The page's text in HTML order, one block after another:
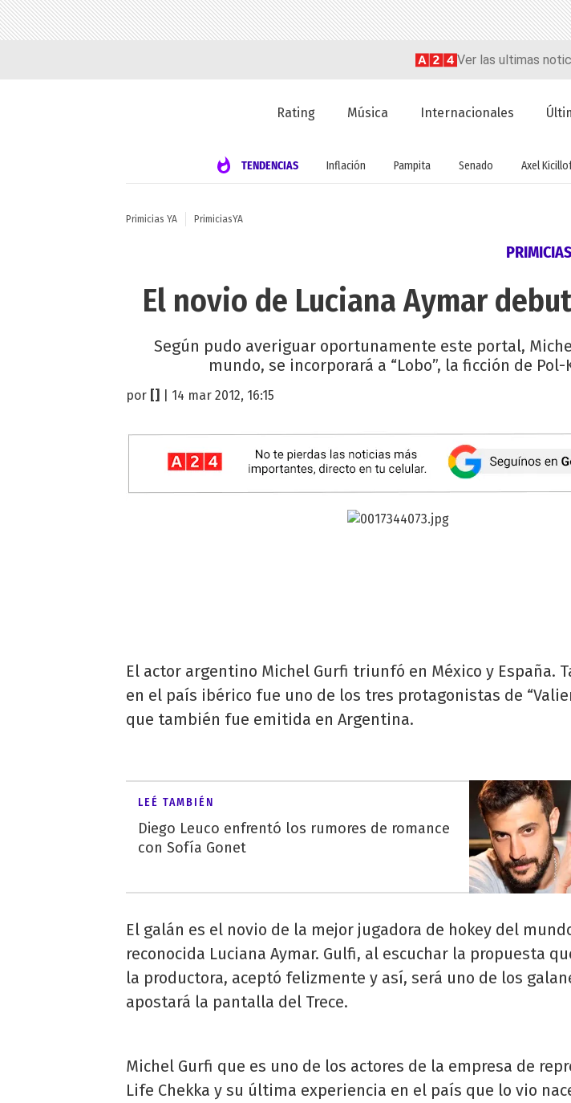
Ver las ultimas
Rating Música Internacionales
TENDENCIAS Inflación Pampita Senado Axel
Primicias YA PrimiciasYA
PRIMICIAS
El novio de Luciana Aymar
Según pudo averiguar oportunamente este portal,
mundo, se incorporará a “Lobo”, la ficción de
por | 14 mar 2012, 16:15
El actor argentino Michel Gurfi triunfó en México y España.
en el país ibérico fue uno de los tres protagonistas de
que también fue emitida en Argentina.
LEÉ TAMBIÉN
Diego Leuco enfrentó los rumores de romance
con Sofía Gonet
El galán es el novio de la mejor jugadora de hokey del
reconocida Luciana Aymar. Gulfi, al escuchar la propuesta
la productora, aceptó felizmente y así, será uno de los
apostará la pantalla del Trece.
Michel Gurfi que es uno de los actores de la empresa de
Life Chekka y su última experiencia en el país que lo vio